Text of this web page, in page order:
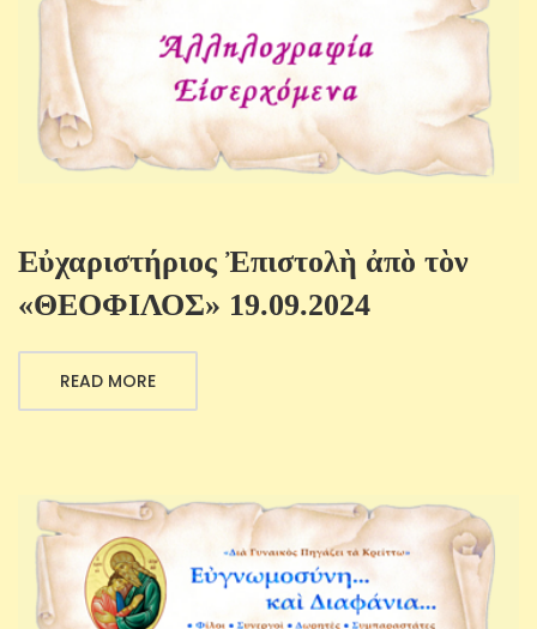
Εὐχαριστήριος Ἐπιστολὴ ἀπὸ τὸν
«ΘΕΟΦΙΛΟΣ» 19.09.2024
READ MORE